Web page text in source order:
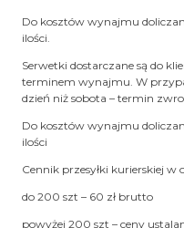
Do kosztów wynajmu
ilości.
Serwetki dostarczane są do
terminem wynajmu. W
dzień niż sobota – termin
Do kosztów wynajmu
ilości
Cennik przesyłki kurierskiej w
do 200 szt – 60 zł brutto
powyżej 200 szt – ceny